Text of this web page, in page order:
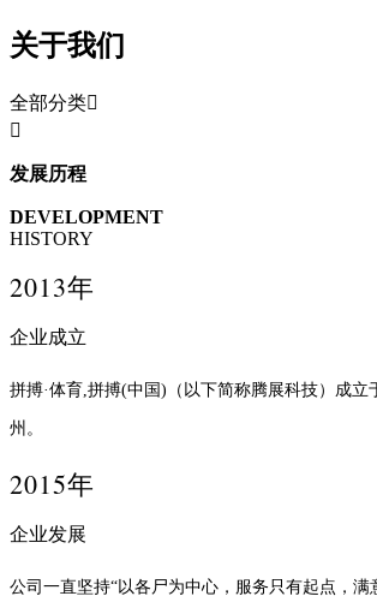
关于我们
全部分类

发展历程
DEVELOPMENT
HISTORY
2013年
企业成立
拼搏·体育,拼搏(中国)（以下简称腾展科技）成立
州。
2015年
企业发展
公司一直坚持“以各尸为中心，服务只有起点，满